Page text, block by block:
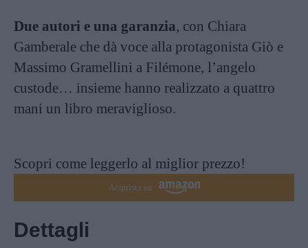
Due autori e una garanzia, con Chiara
Gamberale che dà voce alla protagonista Giò e
Massimo Gramellini a Filémone, l’angelo
custode… insieme hanno realizzato a quattro
mani un libro meraviglioso.
Scopri come leggerlo al miglior prezzo!
Acquista su
Dettagli